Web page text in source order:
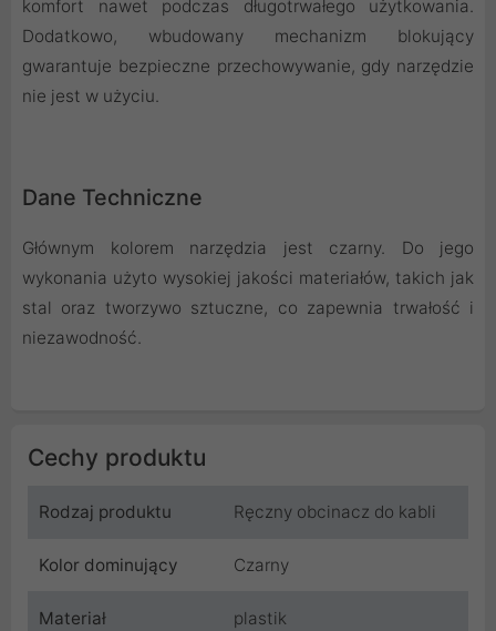
komfort nawet podczas długotrwałego użytkowania.
Dodatkowo, wbudowany mechanizm blokujący
gwarantuje bezpieczne przechowywanie, gdy narzędzie
nie jest w użyciu.
Dane Techniczne
Głównym kolorem narzędzia jest czarny. Do jego
wykonania użyto wysokiej jakości materiałów, takich jak
stal oraz tworzywo sztuczne, co zapewnia trwałość i
niezawodność.
Cechy produktu
Rodzaj produktu Ręczny obcinacz do kabli
Kolor dominujący Czarny
Materiał
plastik